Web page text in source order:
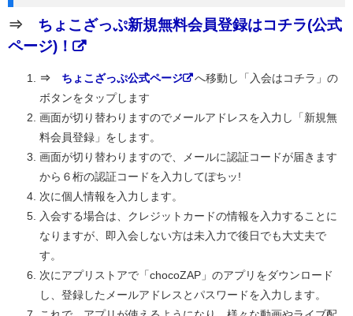
⇒ ちょこざっぷ新規無料会員登録はコチラ(公式
ページ)！
⇒ ちょこざっぷ公式ページ
へ移動し「入会はコチラ」の
ボタンをタップします
画面が切り替わりますのでメールアドレスを入力し「新規無
料会員登録」をします。
画面が切り替わりますので、メールに認証コードが届きます
から６桁の認証コードを入力してぽちッ!
次に個人情報を入力します。
入会する場合は、クレジットカードの情報を入力することに
なりますが、即入会しない方は未入力で後日でも大丈夫で
す。
次にアプリストアで「chocoZAP」のアプリをダウンロード
し、登録したメールアドレスとパスワードを入力します。